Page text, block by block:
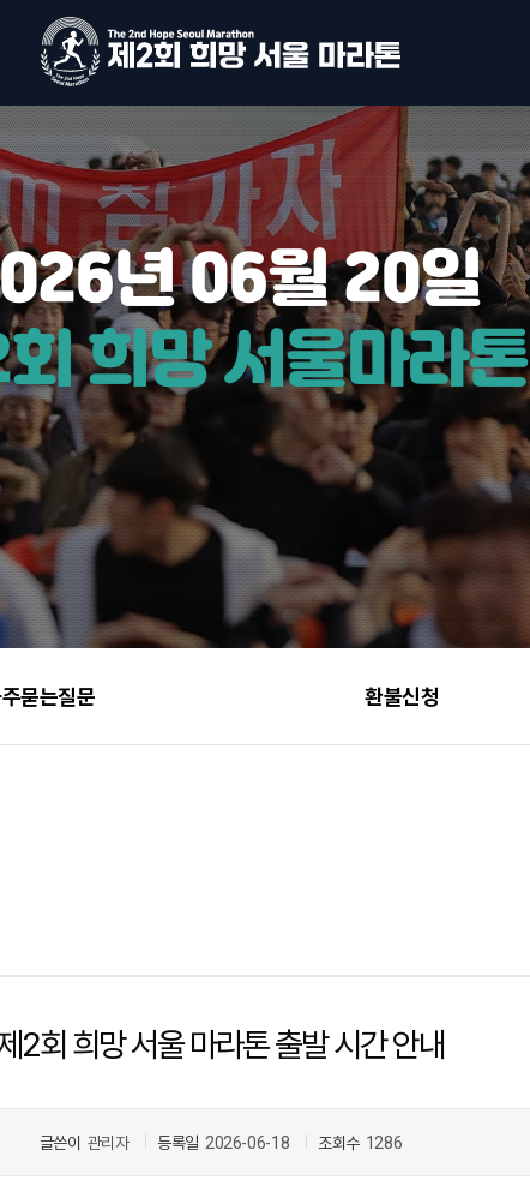
년06월20일
희망서울마라톤
묻는질문 환불신청
2회 희망 서울 마라톤 출발 시간 안내
글쓴이 관리자 등록일 2026-06-18 조회수 1286